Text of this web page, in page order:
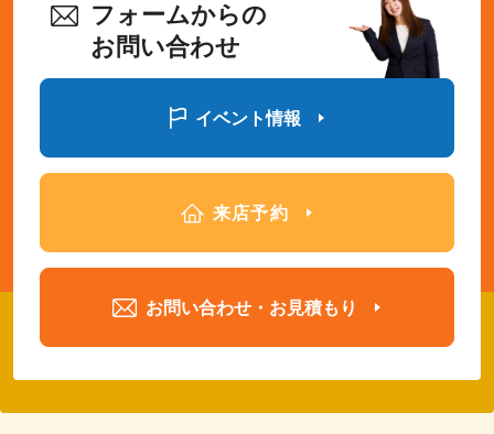
フォームからの
お問い合わせ
イベント情報
来店予約
お問い合わせ・お見積もり